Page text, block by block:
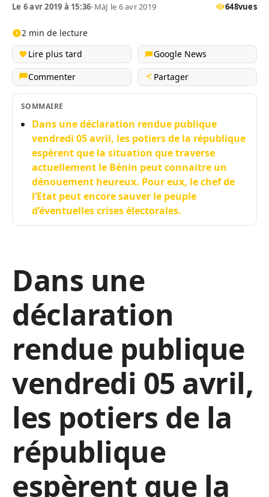
Le 6 avr 2019 à 15:36•MàJ le 6 avr 2019 648vues
2 min de lecture
Lire plus tard
Google News
Commenter
Partager
SOMMAIRE
Dans une déclaration rendue publique
vendredi 05 avril, les potiers de la république
espèrent que la situation que traverse
actuellement le Bénin peut connaitre un
dénouement heureux. Pour eux, le chef de
l’Etat peut encore sauver le peuple
d’éventuelles crises électorales.
Dans une
déclaration
rendue publique
vendredi 05 avril,
les potiers de la
république
espèrent que la